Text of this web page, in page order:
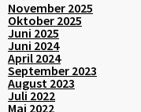
November 2025
Oktober 2025
Juni 2025
Juni 2024
April 2024
September 2023
August 2023
Juli 2022
Mai 2022